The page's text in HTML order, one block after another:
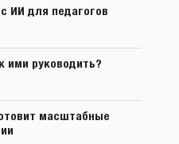
ИИ для педагогов
ими руководить?
масштабные